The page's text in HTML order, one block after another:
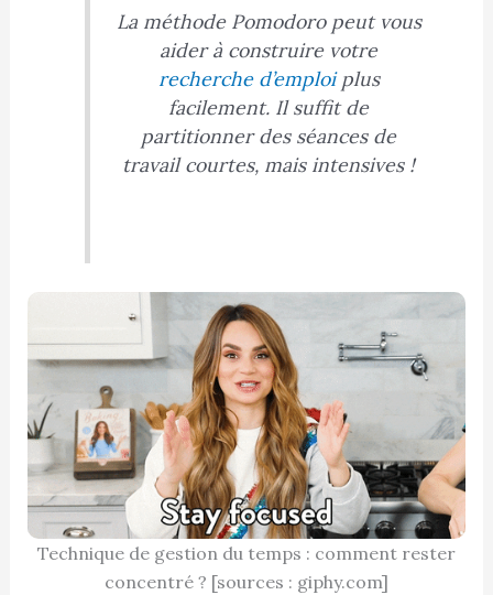
La méthode Pomodoro peut vous
aider à construire votre
recherche d’emploiplus
facilement. Il suffit de
partitionner des séances de
travail courtes, mais intensives !
Technique de gestion du temps : comment rester
concentré ? [sources : giphy.com]